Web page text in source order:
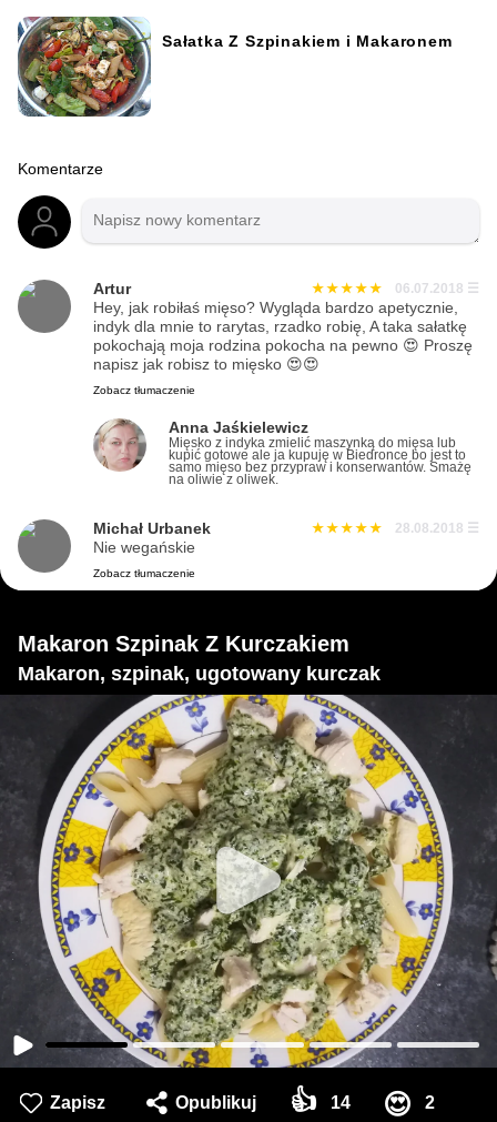
Sałatka Z Szpinakiem i Makaronem
Komentarze
Artur 06.07.2018 ☰
Hey, jak robiłaś mięso? Wygląda bardzo apetycznie,
indyk dla mnie to rarytas, rzadko robię, A taka sałatkę
pokochają moja rodzina pokocha na pewno 😍 Proszę
napisz jak robisz to mięsko 😍😍
Zobacz tłumaczenie
Anna Jaśkielewicz
Mięsko z indyka zmielić maszynką do mięsa lub
kupić gotowe ale ja kupuję w Biedronce bo jest to
samo mięso bez przypraw i konserwantów. Smażę
na oliwie z oliwek.
Michał Urbanek 28.08.2018 ☰
Nie wegańskie
Zobacz tłumaczenie
Makaron Szpinak Z Kurczakiem
Makaron, szpinak, ugotowany kurczak
Zapisz Opublikuj 👍 14 😍 2